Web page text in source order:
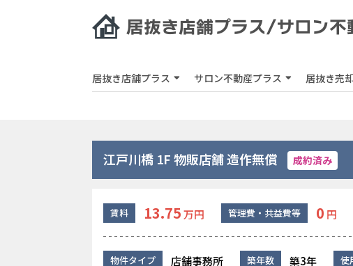
居抜き店舗プラス サロン不動産プラス 居抜き売
江戸川橋 1F 物販店舗 造作無償 成約済み
賃料 13.75万円 管理費・共益費等 0 円
物件タイプ 店舗事務所 築年数 築3年 使